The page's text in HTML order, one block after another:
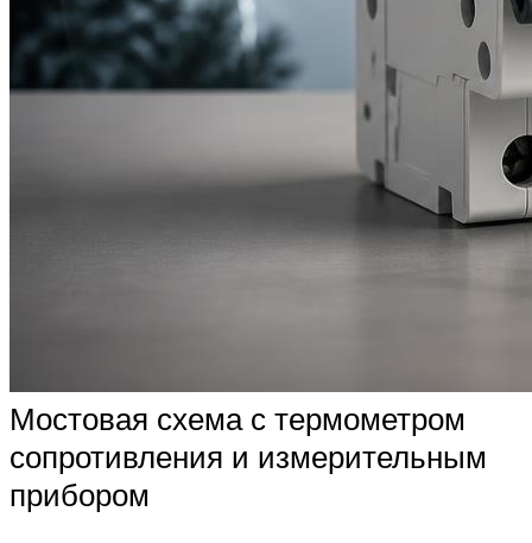
Мостовая схема с термометром
сопротивления и измерительным
прибором